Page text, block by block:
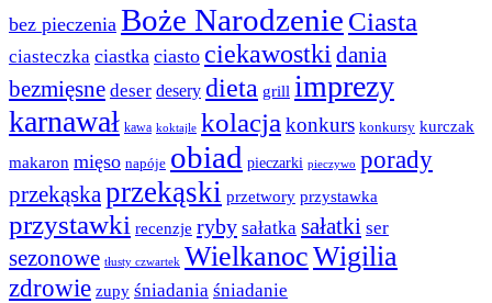
bez pieczenia Boże Narodzenie Ciasta
ciasteczka ciastka ciasto ciekawostki dania
bezmięsne deser desery dieta grill imprezy
karnawał kawa koktajle kolacja konkurs konkursy kurczak
makaron mięso napóje obiad pieczarki pieczywo porady
przekąskaprzekąski przetwory przystawka
przystawki recenzje ryby sałatka sałatki ser
sezonowe tłusty czwartek WielkanocWigilia
zdrowie zupy śniadania śniadanie